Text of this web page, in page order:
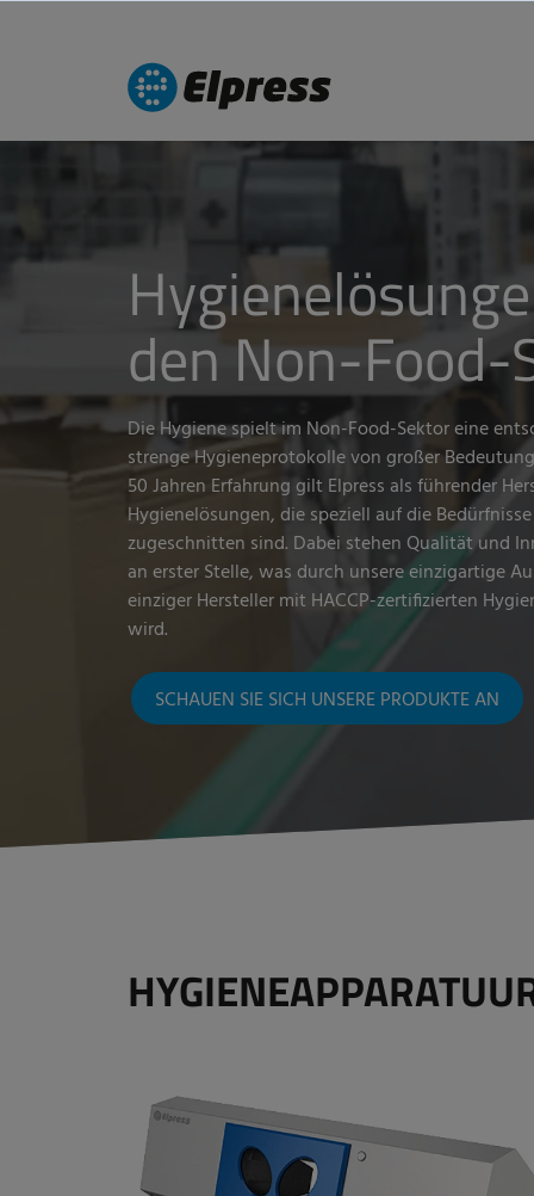
den Non-Food-
Die Hygiene spielt im Non-Food-Sektor eine
strenge Hygieneprotokolle von großer
50 Jahren Erfahrung gilt Elpress als führender
Hygienelösungen, die speziell auf die
zugeschnitten sind. Dabei stehen Qualität und
an erster Stelle, was durch unsere einzigartige
einziger Hersteller mit HACCP-zertifizierten
wird.
SCHAUEN SIE SICH UNSERE PRODUKTE AN